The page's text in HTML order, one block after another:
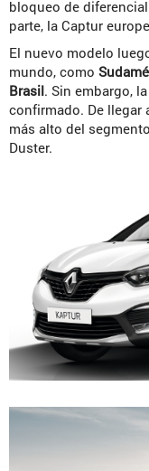
bloqueo de
parte, la Captur
El nuevo modelo
mundo, como
Brasil. Sin embargo,
confirmado. De llegar
más alto del
Duster.